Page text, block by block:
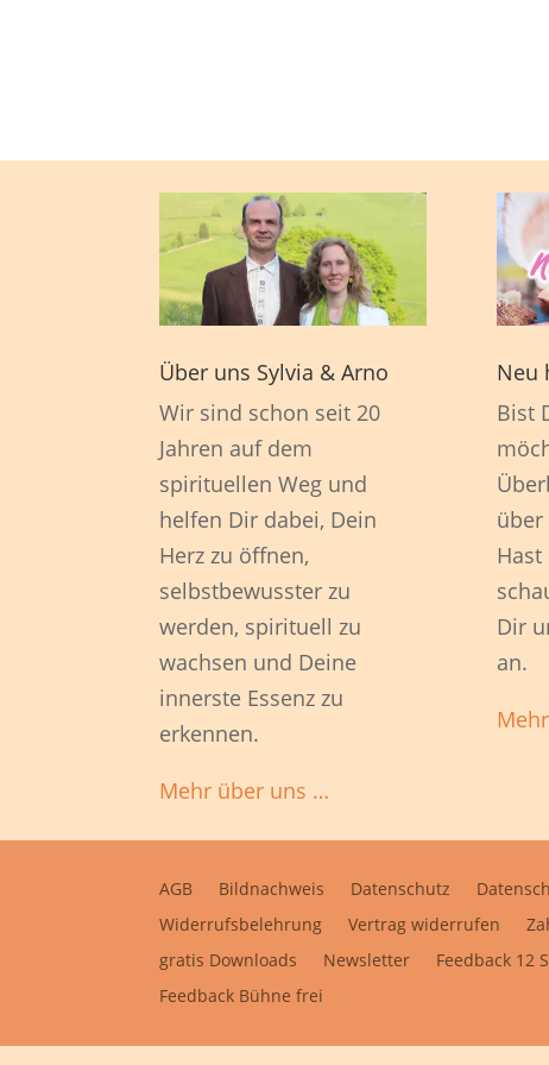
Über uns Sylvia & Arno
Wir sind schon seit 20
Jahren auf dem
spirituellen Weg und
helfen Dir dabei, Dein
Herz zu öffnen,
selbstbewusster zu
werden, spirituell zu
wachsen und Deine
innerste Essenz zu
erkennen.
Mehr über uns …
Neu
Bist
über
Hast
Dir
an.
AGB Bildnachweis Datenschutz
Widerrufsbelehrung
Vertrag widerrufen
gratis Downloads
Newsletter Feedback 12
Feedback Bühne frei